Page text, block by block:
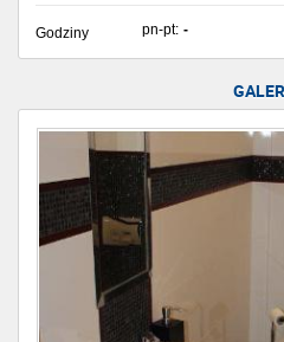
Godziny pn-pt: -